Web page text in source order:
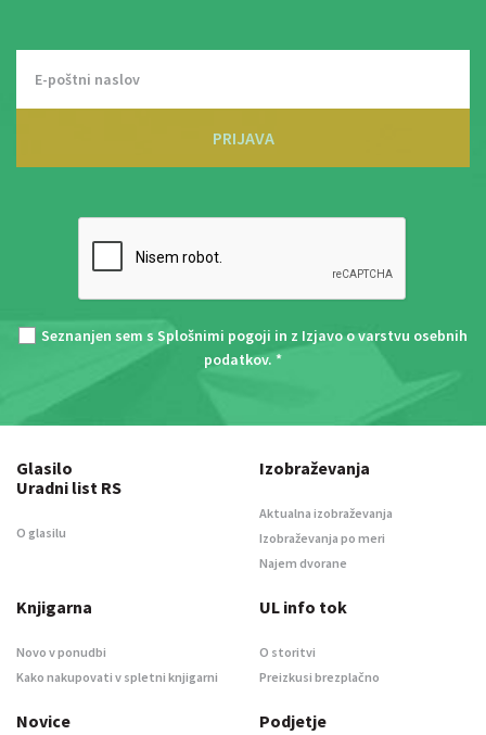
PRIJAVA
Seznanjen sem s Splošnimi pogoji in z Izjavo o varstvu osebnih
podatkov. *
Glasilo
Uradni list RS
O glasilu
Izobraževanja
Aktualna izobraževanja
Izobraževanja po meri
Najem dvorane
Knjigarna
Novo v ponudbi
Kako nakupovati v spletni knjigarni
UL info tok
O storitvi
Preizkusi brezplačno
Novice Podjetje